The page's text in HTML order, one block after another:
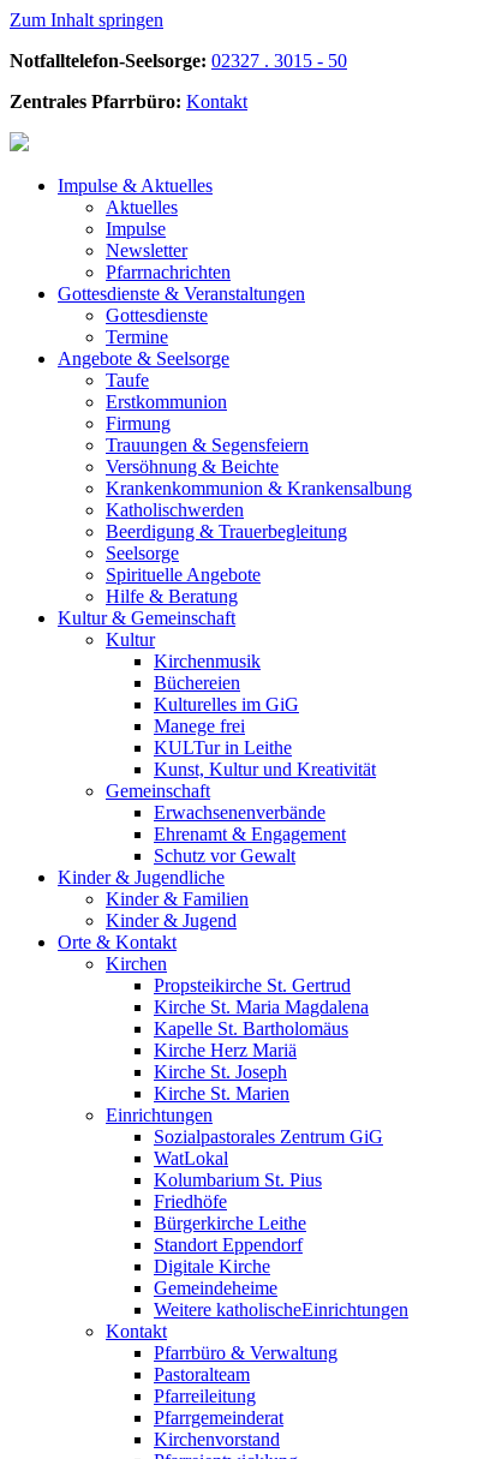
Zum Inhalt springen
Notfalltelefon-Seelsorge: 02327 . 3015 - 50
Zentrales Pfarrbüro: Kontakt
Impulse & Aktuelles
Aktuelles
Impulse
Newsletter
Pfarrnachrichten
Gottesdienste & Veranstaltungen
Gottesdienste
Termine
Angebote & Seelsorge
Taufe
Erstkommunion
Firmung
Trauungen & Segensfeiern
Versöhnung & Beichte
Krankenkommunion & Krankensalbung
Katholischwerden
Beerdigung & Trauerbegleitung
Seelsorge
Spirituelle Angebote
Hilfe & Beratung
Kultur & Gemeinschaft
Kultur
Kirchenmusik
Büchereien
Kulturelles im GiG
Manege frei
KULTur in Leithe
Kunst, Kultur und Kreativität
Gemeinschaft
Erwachsenenverbände
Ehrenamt & Engagement
Schutz vor Gewalt
Kinder & Jugendliche
Kinder & Familien
Kinder & Jugend
Orte & Kontakt
Kirchen
Propsteikirche St. Gertrud
Kirche St. Maria Magdalena
Kapelle St. Bartholomäus
Kirche Herz Mariä
Kirche St. Joseph
Kirche St. Marien
Einrichtungen
Sozialpastorales Zentrum GiG
WatLokal
Kolumbarium St. Pius
Friedhöfe
Bürgerkirche Leithe
Standort Eppendorf
Digitale Kirche
Gemeindeheime
Weitere katholische­­Einrichtungen
Kontakt
Pfarrbüro & Verwaltung
Pastoralteam
Pfarreileitung
Pfarrgemeinderat
Kirchenvorstand